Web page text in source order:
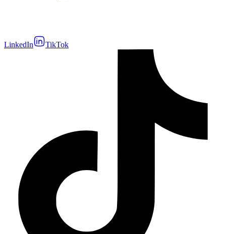
LinkedIn TikTok